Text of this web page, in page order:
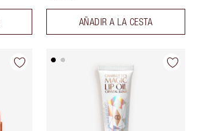
AÑADIR A LA CESTA